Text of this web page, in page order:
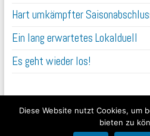
Hart umkämpfter
Ein lang erwartetes Lokalduell
Es geht wieder los!
Copyright ©2026ASV Senden
Diese Website nutzt Cookies, um
bieten zu